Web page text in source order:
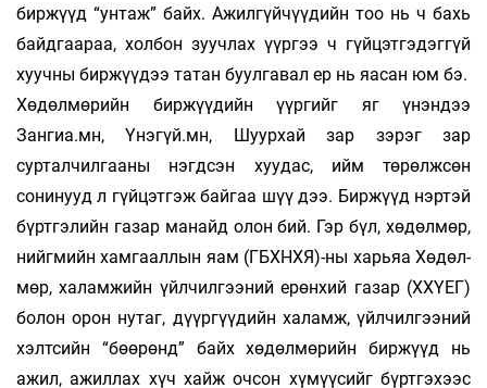
биржүүд “унтаж” байх. Ажил­гүй­чүүдийн тоо нь ч бахь
байдгаараа, хол­бон зууч­лах үүргээ ч гүйцэтгэдэггүй
хуучны бир­­жүүдээ татан буул­гавал ер нь яасан юм бэ.
Хөдөлмөрийн биржүүдийн үүргийг яг үнэн­дээ
Зангиа.мн, Үнэгүй.мн, Шуурхай зар зэрэг зар
сурталчилгааны нэгдсэн хуудас, ийм төрөлжсөн
сонинууд л гүйцэтгэж бай­гаа шүү дээ. Биржүүд нэр­тэй
бүртгэлийн газар ма­найд олон бий. Гэр бүл, хөдөлмөр,
нийг­мийн хамгааллын яам (ГБХНХЯ)-ны харьяа Хөдөл­
мөр, халамжийн үйл­чил­гээний ерөнхий газар (ХХҮЕГ)
болон орон нутаг, дүүргүүдийн ха­ламж, үйлчилгээний
хэлт­сийн “бөөрөнд” байх хөдөлмөрийн биржүүд нь
ажил, ажиллах хүч хайж очсон хүмүүсийг бүрт­гэ­­хээс